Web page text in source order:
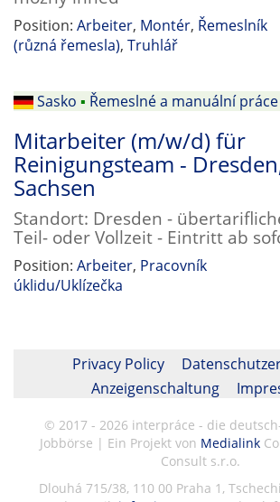
Position: Arbeiter, Montér, Řemeslník
(různá řemesla), Truhlář
Sasko ▪ Řemeslné a manuální práce
Mitarbeiter (m/w/d) für
Reinigungsteam -
Sachsen
Standort: Dresden -
Teil- oder Vollzeit - Eintritt ab
Position: Arbeiter, Pracovník
úklidu/Uklízečka
Privacy Policy
Anzeigenschaltung
© 2017 - 2026 interpráce - die
Jobbörse | Ein Projekt von Medialink
Consult s.r.o.
Dlouhá 715/38, 110 00 Praha 1,